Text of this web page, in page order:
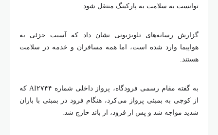
توانست به سلامت به پارکینگ منتقل شود.
گزارش رسانه‌های تلویزیونی نشان داد که آسیب جزئی به
هواپیما وارد شده است، اما همه مسافران و خدمه در سلامت
هستند.
به گفته مقام رسمی فرودگاه، پرواز داخلی شماره AI۲۷۴۴ که
از کوچی به بمبئی پرواز می‌کرد، هنگام فرود در بمبئی با باران
شدید مواجه شد و پس از فرود، از باند خارج شد.